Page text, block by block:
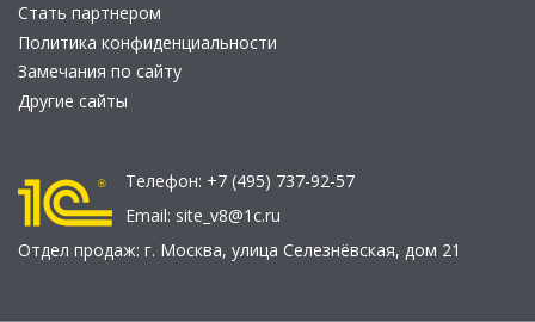
Стать партнером
Политика конфиденциальности
Замечания по сайту
Другие сайты
Телефон: +7 (495) 737-92-57
Email: site_v8@1c.ru
Отдел продаж: г. Москва, улица Селезнёвская, дом 21